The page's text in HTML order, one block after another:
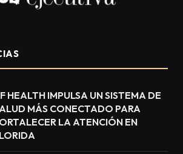
HEALTH IMPULSA UN SISTEMA DE
MÁS CONECTADO PARA
LA ATENCIÓN EN